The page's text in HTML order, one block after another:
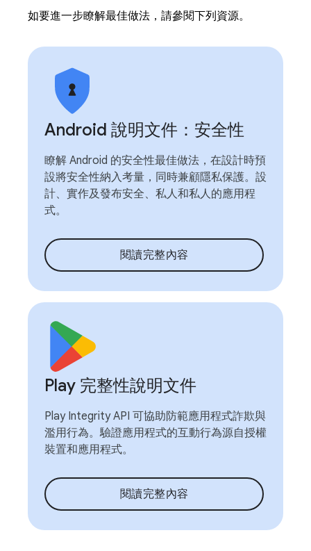
如要進一步瞭解最佳做法，請參閱下列資源。
Android 說明文件：安全性
瞭解 Android 的安全性最佳做法，在設計時預
設將安全性納入考量，同時兼顧隱私保護。設
計、實作及發布安全、私人和私人的應用程
式。
閱讀完整內容
Play 完整性說明文件
Play Integrity API 可協助防範應用程式詐欺與
濫用行為。驗證應用程式的互動行為源自授權
裝置和應用程式。
閱讀完整內容